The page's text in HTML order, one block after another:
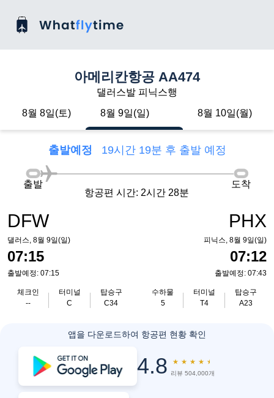
아메리칸항공 AA474
댈러스발 피닉스행
8월 8일(토)
8월 9일(일) 8월 10일(월)
출발예정 19시간 19분 후 출발 예정
DFW
댈러스, 8월 9일(일)
07:15
출발예정: 07:15
체크인
--
터미널
C
탑승구
C34
출발
항공편 시간: 2시간 28분
도착
PHX
피닉스, 8월 9일(일)
07:12
출발예정: 07:43
수하물
5
터미널
T4
탑승구
A23
앱을 다운로드하여 항공편 현황 확인
4.8 ★ ★ ★ ★ ★
리뷰 504,000개